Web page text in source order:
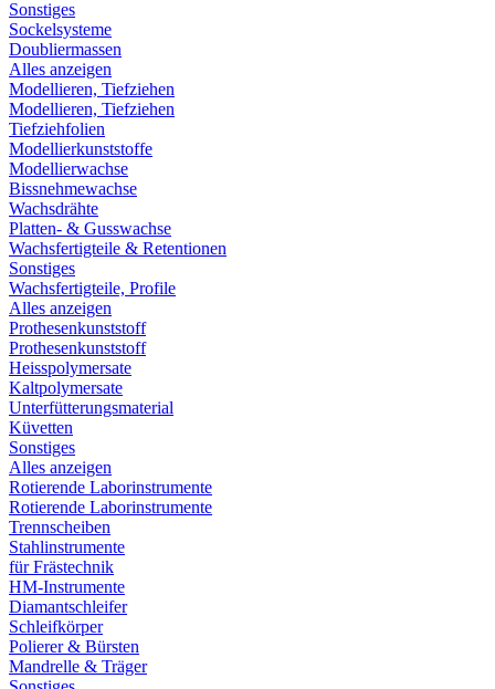
Sonstiges
Sockelsysteme
Doubliermassen
Alles anzeigen
Modellieren, Tiefziehen
Modellieren, Tiefziehen
Tiefziehfolien
Modellierkunststoffe
Modellierwachse
Bissnehmewachse
Wachsdrähte
Platten- & Gusswachse
Wachsfertigteile & Retentionen
Sonstiges
Wachsfertigteile, Profile
Alles anzeigen
Prothesenkunststoff
Prothesenkunststoff
Heisspolymersate
Kaltpolymersate
Unterfütterungsmaterial
Küvetten
Sonstiges
Alles anzeigen
Rotierende Laborinstrumente
Rotierende Laborinstrumente
Trennscheiben
Stahlinstrumente
für Frästechnik
HM-Instrumente
Diamantschleifer
Schleifkörper
Polierer & Bürsten
Mandrelle & Träger